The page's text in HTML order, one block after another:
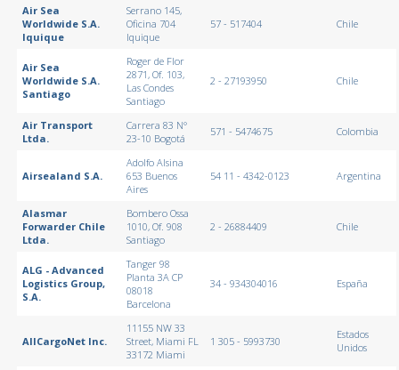
Air Sea
Worldwide S.A.
Iquique
Serrano 145,
Oficina 704
Iquique
57 - 517404 Chile
Air Sea
Worldwide S.A.
Santiago
Roger de Flor
2871, Of. 103,
Las Condes
Santiago
2 - 27193950 Chile
Air Transport
Ltda.
Carrera 83 N°
23-10 Bogotá
571 - 5474675 Colombia
Airsealand S.A.
Adolfo Alsina
653 Buenos
Aires
54 11 - 4342-0123 Argentina
Alasmar
Forwarder Chile
Ltda.
Bombero Ossa
1010, Of. 908
Santiago
2 - 26884409 Chile
ALG - Advanced
Logistics Group,
S.A.
Tanger 98
Planta 3A CP
08018
Barcelona
34 - 934304016 España
AllCargoNet Inc.
11155 NW 33
Street, Miami FL
33172 Miami
1 305 - 5993730
Estados
Unidos